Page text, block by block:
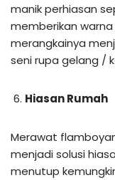
manik perhiasan
memberikan
merangkainya
seni rupa gelang /
Hiasan Rumah
Merawat
menjadi solusi
menutup